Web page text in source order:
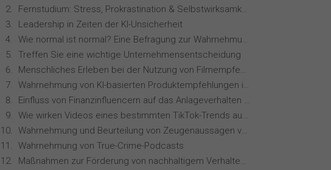
Fernstudium: Stress, Prokrastination & Selbstwirksamkeit
Leadership in Zeiten der KI-Unsicherheit
Wie normal ist normal? Eine Befragung zur Wahrnehmung von Essverhalten
Treffen Sie eine wichtige Unternehmensentscheidung
Menschliches Erleben bei der Nutzung von Filmempfehlungssystemen
Wahrnehmung von KI-basierten Produktempfehlungen in Mode-Online-Shops
Einfluss von Finanzinfluencern auf das Anlageverhalten der Gen Z⁠
Wie wirken Videos eines bestimmten TikTok-Trends auf dich?
Wahrnehmung und Beurteilung von Zeugenaussagen vor Gericht
Wahrnehmung von True-Crime-Podcasts
Maßnahmen zur Förderung von nachhaltigem Verhalten von Hotelgästen